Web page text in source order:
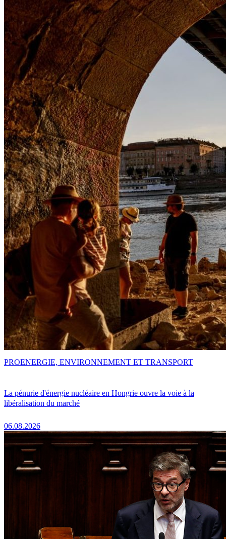
La pénurie d'énergie nucléaire en Hongrie ouvre la voie à la
libéralisation du marché
06.08.2026
PROENERGIE, ENVIRONNEMENT ET TRANSPORT